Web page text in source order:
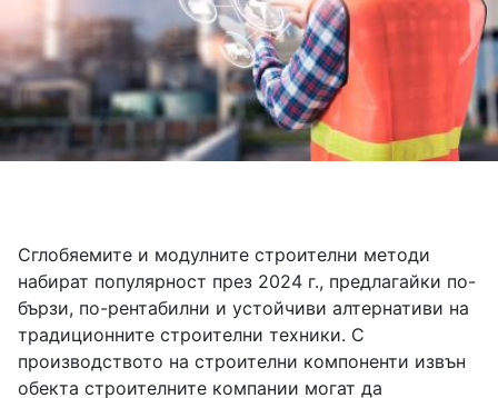
Сглобяемите и модулните строителни методи
набират популярност през 2024 г., предлагайки по-
бързи, по-рентабилни и устойчиви алтернативи на
традиционните строителни техники. С
производството на строителни компоненти извън
обекта строителните компании могат да